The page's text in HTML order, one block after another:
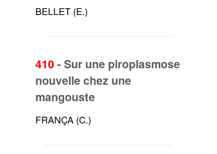
BELLET (E.)
410 - Sur une piroplasmose
nouvelle chez une
mangouste
FRANÇA (C.)